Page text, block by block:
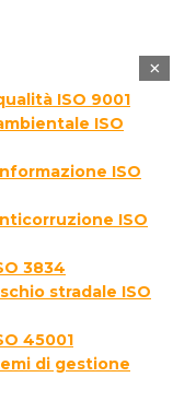
ISO 9001
ISO
ISO
ISO
3834
stradale ISO
45001
di gestione
×